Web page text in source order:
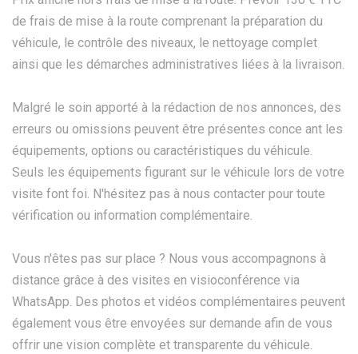
de frais de mise à la route comprenant la préparation du
véhicule, le contrôle des niveaux, le nettoyage complet
ainsi que les démarches administratives liées à la livraison.
Malgré le soin apporté à la rédaction de nos annonces, des
erreurs ou omissions peuvent être présentes conce ant les
équipements, options ou caractéristiques du véhicule.
Seuls les équipements figurant sur le véhicule lors de votre
visite font foi. N'hésitez pas à nous contacter pour toute
vérification ou information complémentaire.
Vous n'êtes pas sur place ? Nous vous accompagnons à
distance grâce à des visites en visioconférence via
WhatsApp. Des photos et vidéos complémentaires peuvent
également vous être envoyées sur demande afin de vous
offrir une vision complète et transparente du véhicule.